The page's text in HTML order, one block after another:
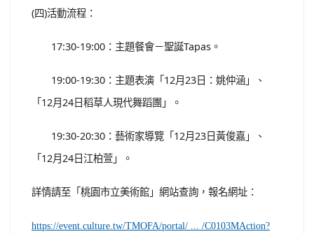
(四)活動流程：
17:30-19:00：主題餐會－聖誕Tapas。
19:00-19:30：主題表演「12月23日：姚仲涵」、
「12月24日稻草人現代舞蹈團」。
19:30-20:30：藝術家導覽「12月23日黃俊嘉」、
「12月24日江柏萱」。
詳情請至「桃園市立美術館」網站查詢，報名網址：
https://event.culture.tw/TMOFA/portal/ ... /C0103MAction?